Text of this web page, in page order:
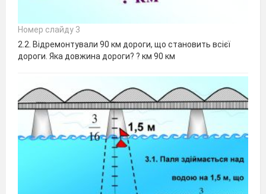
Номер слайду 3
2.2. Відремонтували 90 км дороги, що становить всієї
дороги. Яка довжина дороги? ? км 90 км